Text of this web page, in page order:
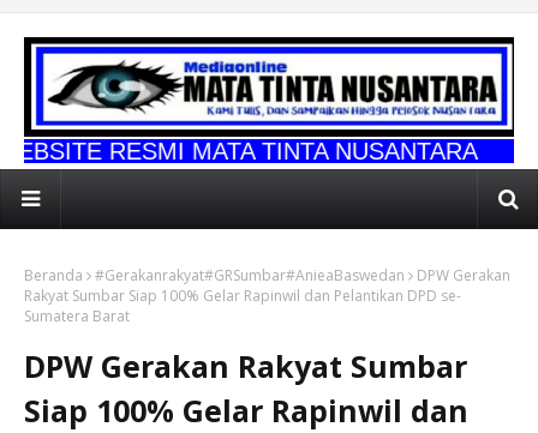
MATA TINTA NUSANTARA
Beranda #Gerakanrakyat#GRSumbar#AnieaBaswedan
DPW Gerakan
Rakyat Sumbar Siap 100% Gelar Rapinwil dan Pelantikan DPD se-
Sumatera Barat
DPW Gerakan Rakyat Sumbar
Siap 100% Gelar Rapinwil dan